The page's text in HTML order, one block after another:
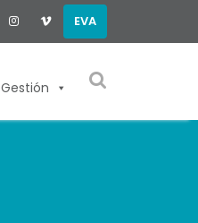
EVA
Gestión